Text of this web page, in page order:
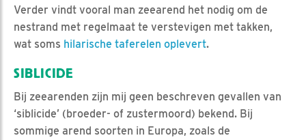
Verder vindt vooral man zeearend het nodig om de
nestrand met regelmaat te verstevigen met takken,
wat soms hilarische taferelen oplevert.
SIBLICIDE
Bij zeearenden zijn mij geen beschreven gevallen van
‘siblicide’ (broeder- of zustermoord) bekend. Bij
sommige arend soorten in Europa, zoals de